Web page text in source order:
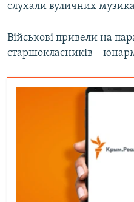
слухали вуличних
Військові привели на
старшокласників –